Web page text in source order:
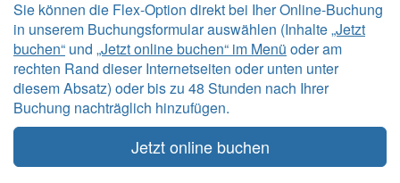
Sie können die Flex-Option direkt bei Iher Online-Buchung
in unserem Buchungsformular auswählen (Inhalte„Jetzt
buchen“ und „Jetzt online buchen“ im Menü oder am
rechten Rand dieser Internetseiten oder unten unter
diesem Absatz) oder bis zu 48 Stunden nach Ihrer
Buchung nachträglich hinzufügen.
Jetzt online buchen